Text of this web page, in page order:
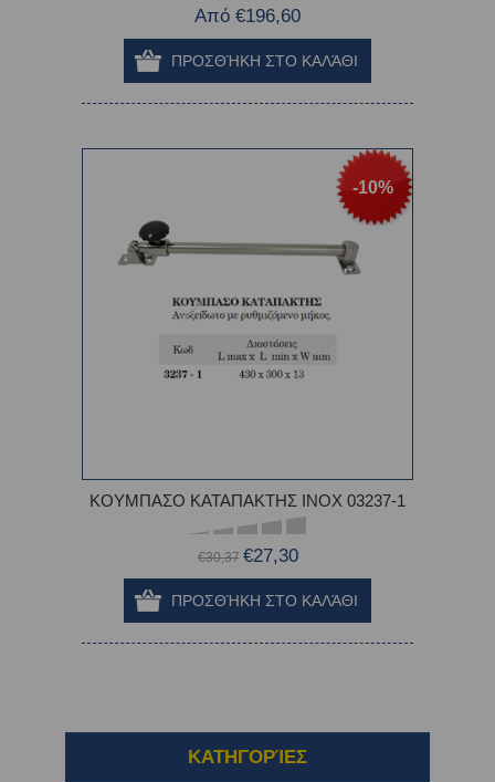
Από €196,60
-10%
ΚΟΥΜΠΑΣΟ ΚΑΤΑΠΑΚΤΗΣ ΙΝΟΧ 03237-1
€30,37 €27,30
ΚΑΤΗΓΟΡΊΕΣ